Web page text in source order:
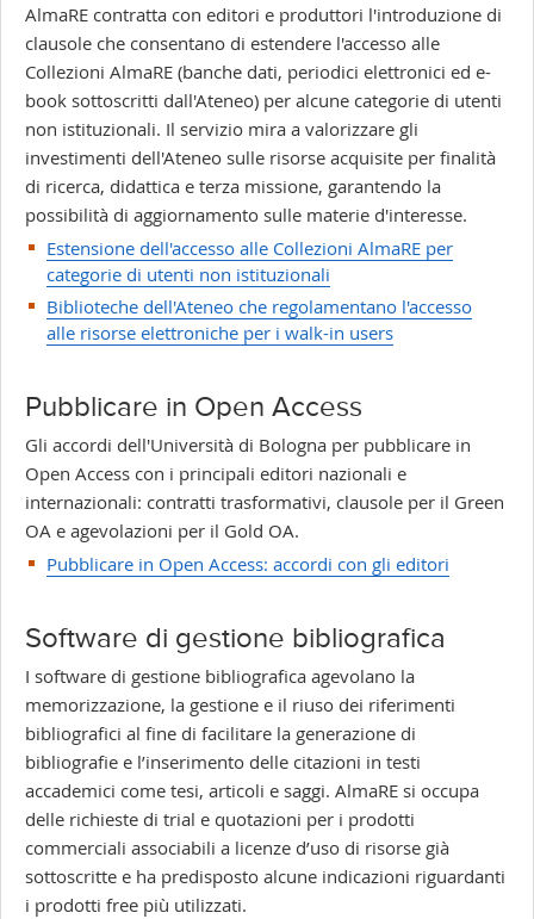
AlmaRE contratta con editori e produttori l'introduzione di
clausole che consentano di estendere l'accesso alle
Collezioni AlmaRE (banche dati, periodici elettronici ed e-
book sottoscritti dall'Ateneo) per alcune categorie di utenti
non istituzionali. Il servizio mira a valorizzare gli
investimenti dell'Ateneo sulle risorse acquisite per finalità
di ricerca, didattica e terza missione, garantendo la
possibilità di aggiornamento sulle materie d'interesse.
Estensione dell'accesso alle Collezioni AlmaRE per
categorie di utenti non istituzionali
Biblioteche dell'Ateneo che regolamentano l'accesso
alle risorse elettroniche per i walk-in users
Pubblicare in Open Access
Gli accordi dell'Università di Bologna per pubblicare in
Open Access con i principali editori nazionali e
internazionali: contratti trasformativi, clausole per il Green
OA e agevolazioni per il Gold OA.
Pubblicare in Open Access: accordi con gli editori
Software di gestione bibliografica
I software di gestione bibliografica agevolano la
memorizzazione, la gestione e il riuso dei riferimenti
bibliografici al fine di facilitare la generazione di
bibliografie e l’inserimento delle citazioni in testi
accademici come tesi, articoli e saggi. AlmaRE si occupa
delle richieste di trial e quotazioni per i prodotti
commerciali associabili a licenze d’uso di risorse già
sottoscritte e ha predisposto alcune indicazioni riguardanti
i prodotti free più utilizzati.